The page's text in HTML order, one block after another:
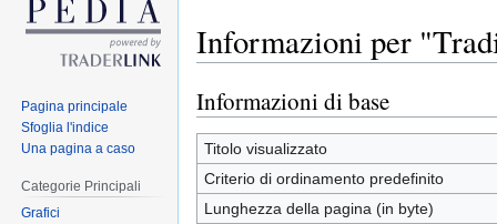
Informazioni per
Jump
to
navigation
Jump
to
search
Informazioni di base
Titolo visualizzato
Criterio di ordinamento predefinito
Lunghezza della pagina (in byte)
Pagina principale
Sfoglia l'indice
Una pagina a caso
Categorie Principali
Grafici